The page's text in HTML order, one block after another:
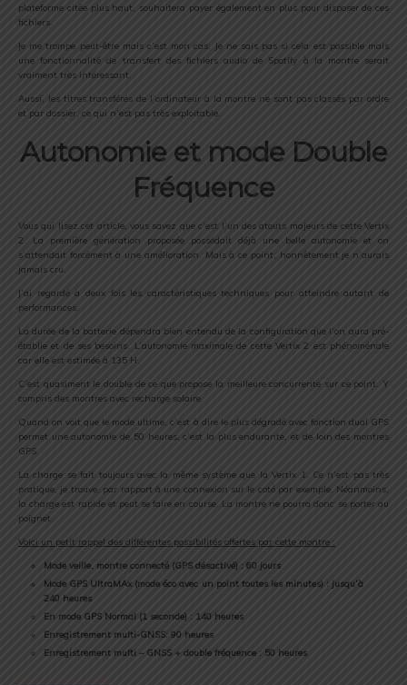
plateforme citée plus haut, souhaitera payer également en plus pour disposer de ces
fichiers.
Je me trompe peut-être mais c’est mon cas. Je ne sais pas si cela est possible mais
une fonctionnalité de transfert des fichiers audio de Spotify à la montre serait
vraiment très intéressant.
Aussi, les titres transférés de l’ordinateur à la montre ne sont pas classés par ordre
et par dossier, ce qui n’est pas très exploitable.
Autonomie et mode Double
Fréquence
Vous qui lisez cet article, vous savez que c’est l’un des atouts majeurs de cette Vertix
2. La première génération proposée possédait déjà une belle autonomie et on
s’attendait forcément à une amélioration. Mais à ce point, honnêtement je n’aurais
jamais cru.
J’ai regardé à deux fois les caractéristiques techniques pour atteindre autant de
performances.
La durée de la batterie dépendra bien entendu de la configuration que l’on aura pré-
établie et de ses besoins. L’autonomie maximale de cette Vertix 2 est phénoménale
car elle est estimée à 135 H.
C’est quasiment le double de ce que propose la meilleure concurrente sur ce point. Y
compris des montres avec recharge solaire.
Quand on voit que le mode ultime, c’est à dire le plus dégradé avec fonction dual GPS
permet une autonomie de 50 heures, c’est la plus endurante, et de loin des montres
GPS.
La charge se fait toujours avec la même système que la Vertix 1. Ce n’est pas très
pratique, je trouve, par rapport à une connexion sur le coté par exemple. Néanmoins,
la charge est rapide et peut se faire en course. La montre ne pourra donc se porter au
poignet.
Voici un petit rappel des différentes possibilités offertes par cette montre :
Mode veille, montre connecté (GPS désactivé) : 60 jours
Mode GPS UltraMAx (mode éco avec un point toutes les minutes) : jusqu’à
240 heures
En mode GPS Normal (1 seconde) : 140 heures
Enregistrement multi-GNSS: 90 heures
Enregistrement multi – GNSS + double fréquence : 50 heures